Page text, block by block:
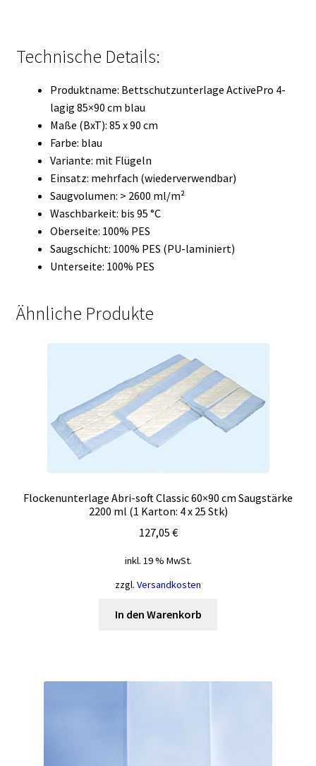
Technische Details:
Produktname: Bettschutzunterlage ActivePro 4-
lagig 85×90 cm blau
Maße (BxT): 85 x 90 cm
Farbe: blau
Variante: mit Flügeln
Einsatz: mehrfach (wiederverwendbar)
Saugvolumen: > 2600 ml/m²
Waschbarkeit: bis 95 °C
Oberseite: 100% PES
Saugschicht: 100% PES (PU-laminiert)
Unterseite: 100% PES
Ähnliche Produkte
Flockenunterlage Abri-soft Classic 60×90 cm Saugstärke
2200 ml (1 Karton: 4 x 25 Stk)
127,05 €
inkl. 19 % MwSt.
zzgl. Versandkosten
In den Warenkorb